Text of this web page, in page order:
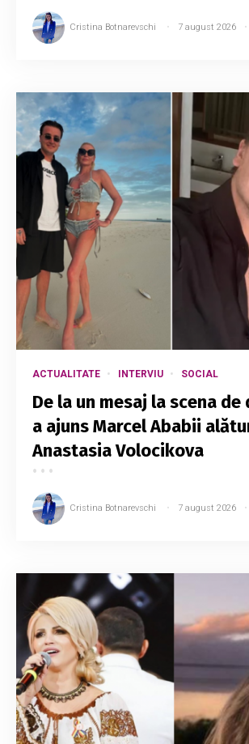
Cristina Botnarevschi 7 august 2026
ACTUALITATE INTERVIU SOCIAL
De la un mesaj la scena de
a ajuns Marcel Ababii
Anastasia Volocikova
Cristina Botnarevschi 7 august 2026